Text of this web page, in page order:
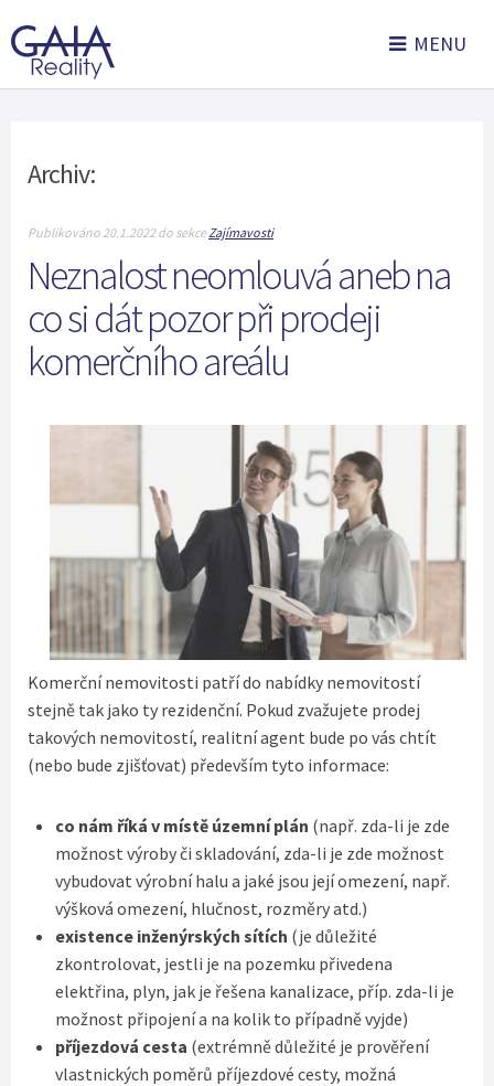
MENU
Archiv:
Publikováno 20.1.2022 do sekceZajímavosti
Neznalost neomlouvá aneb na
co si dát pozor při prodeji
komerčního areálu
Komerční nemovitosti patří do nabídky nemovitostí
stejně tak jako ty rezidenční. Pokud zvažujete prodej
takových nemovitostí, realitní agent bude po vás chtít
(nebo bude zjišťovat) především tyto informace:
co nám říká v místě územní plán (např. zda-li je zde
možnost výroby či skladování, zda-li je zde možnost
vybudovat výrobní halu a jaké jsou její omezení, např.
výšková omezení, hlučnost, rozměry atd.)
existence inženýrských sítích (je důležité
zkontrolovat, jestli je na pozemku přivedena
elektřina, plyn, jak je řešena kanalizace, příp. zda-li je
možnost připojení a na kolik to případně vyjde)
příjezdová cesta (extrémně důležité je prověření
vlastnických poměrů příjezdové cesty, možná